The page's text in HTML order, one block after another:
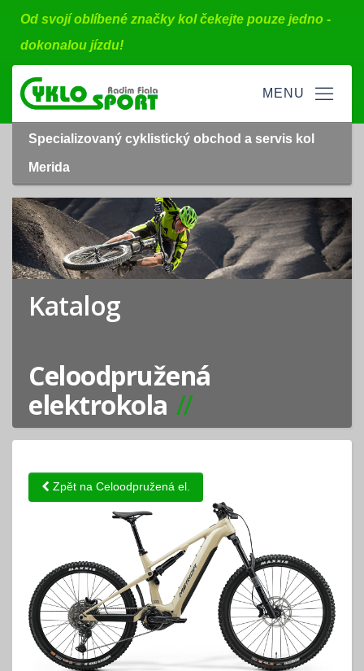
Od svojí oblíbené značky kol čekejte pouze jedno -
dokonalou jízdu!
Specializovaný cyklistický obchod a servis kol
Merida
Katalog
Celoodpružená
elektrokola
Zpět na Celoodpružená el.